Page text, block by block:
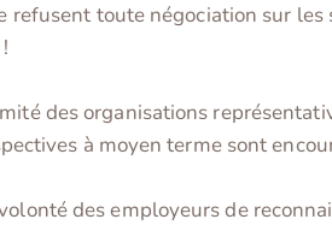
toute négociation sur les
des organisations
à moyen terme sont
des employeurs de